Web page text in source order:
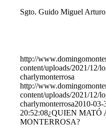
Sgto. Guido Miguel
http://
content/uploads/2021/12/
charlymonterrosa
http://
content/uploads/2021/12/
charlymonterrosa2010-03-
20:52:08¿QUIEN MATÓ
MONTERROSA?